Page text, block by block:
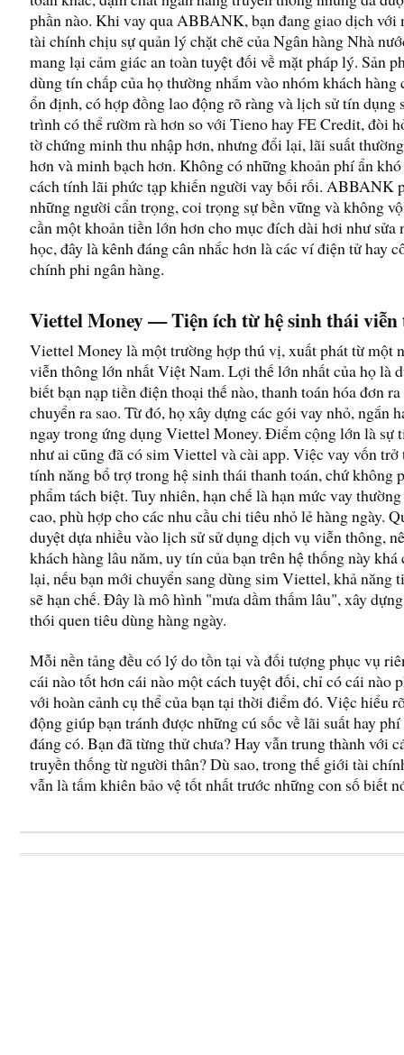
phần nào. Khi vay qua ABBANK, bạn đang giao dịch với
tài chính chịu sự quản lý chặt chẽ của Ngân hàng Nhà
mang lại cảm giác an toàn tuyệt đối về mặt pháp lý. Sản
dùng tín chấp của họ thường nhắm vào nhóm khách hàng
ổn định, có hợp đồng lao động rõ ràng và lịch sử tín dụng
trình có thể rườm rà hơn so với Tieno hay FE Credit, đòi
tờ chứng minh thu nhập hơn, nhưng đổi lại, lãi suất
hơn và minh bạch hơn. Không có những khoản phí ẩn
cách tính lãi phức tạp khiến người vay bối rối. ABBANK
những người cẩn trọng, coi trọng sự bền vững và không
cần một khoản tiền lớn hơn cho mục đích dài hơi như sửa
học, đây là kênh đáng cân nhắc hơn là các ví điện tử hay
chính phi ngân hàng.
Viettel Money — Tiện ích từ hệ sinh thái viễn
Viettel Money là một trường hợp thú vị, xuất phát từ một
viễn thông lớn nhất Việt Nam. Lợi thế lớn nhất của họ là
biết bạn nạp tiền điện thoại thế nào, thanh toán hóa đơn
chuyển ra sao. Từ đó, họ xây dựng các gói vay nhỏ, ngắn
ngay trong ứng dụng Viettel Money. Điểm cộng lớn là sự
như ai cũng đã có sim Viettel và cài app. Việc vay vốn trở
tính năng bổ trợ trong hệ sinh thái thanh toán, chứ không
phẩm tách biệt. Tuy nhiên, hạn chế là hạn mức vay
cao, phù hợp cho các nhu cầu chi tiêu nhỏ lẻ hàng ngày.
duyệt dựa nhiều vào lịch sử sử dụng dịch vụ viễn thông,
khách hàng lâu năm, uy tín của bạn trên hệ thống này khá
lại, nếu bạn mới chuyển sang dùng sim Viettel, khả năng
sẽ hạn chế. Đây là mô hình "mưa dầm thấm lâu", xây
thói quen tiêu dùng hàng ngày.
Mỗi nền tảng đều có lý do tồn tại và đối tượng phục vụ
cái nào tốt hơn cái nào một cách tuyệt đối, chỉ có cái nào
với hoàn cảnh cụ thể của bạn tại thời điểm đó. Việc hiểu
động giúp bạn tránh được những cú sốc về lãi suất hay
đáng có. Bạn đã từng thử chưa? Hay vẫn trung thành với
truyền thống từ người thân? Dù sao, trong thế giới tài
vẫn là tấm khiên bảo vệ tốt nhất trước những con số biết